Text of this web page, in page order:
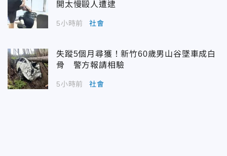
開太慢毆人遭逮
5小時前 社會
失蹤5個月尋獲！新竹60歲男山谷墜車成白
骨 警方報請相驗
5小時前 社會